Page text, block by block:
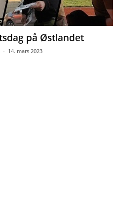
på Østlandet
- 14. mars 2023